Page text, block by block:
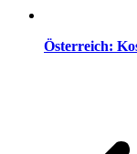
Österreich: